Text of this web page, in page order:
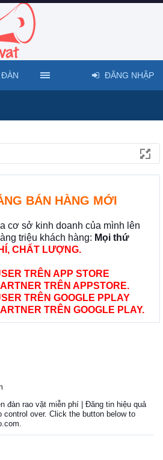
BÁN HÀNG MỚI
cơ sở kinh doanh của mình lên
triệu khách hàng: Mọi thứ
CHẤT LƯỢNG.
TRÊN APP STORE
TRÊN APPSTORE.
TRÊN GOOGLE PPLAY
TRÊN GOOGLE PLAY.
đàn rao vặt miễn phí | Đăng tin hiệu quả
over. Click the button below to
ĐÀN ĐĂNG NHẬP